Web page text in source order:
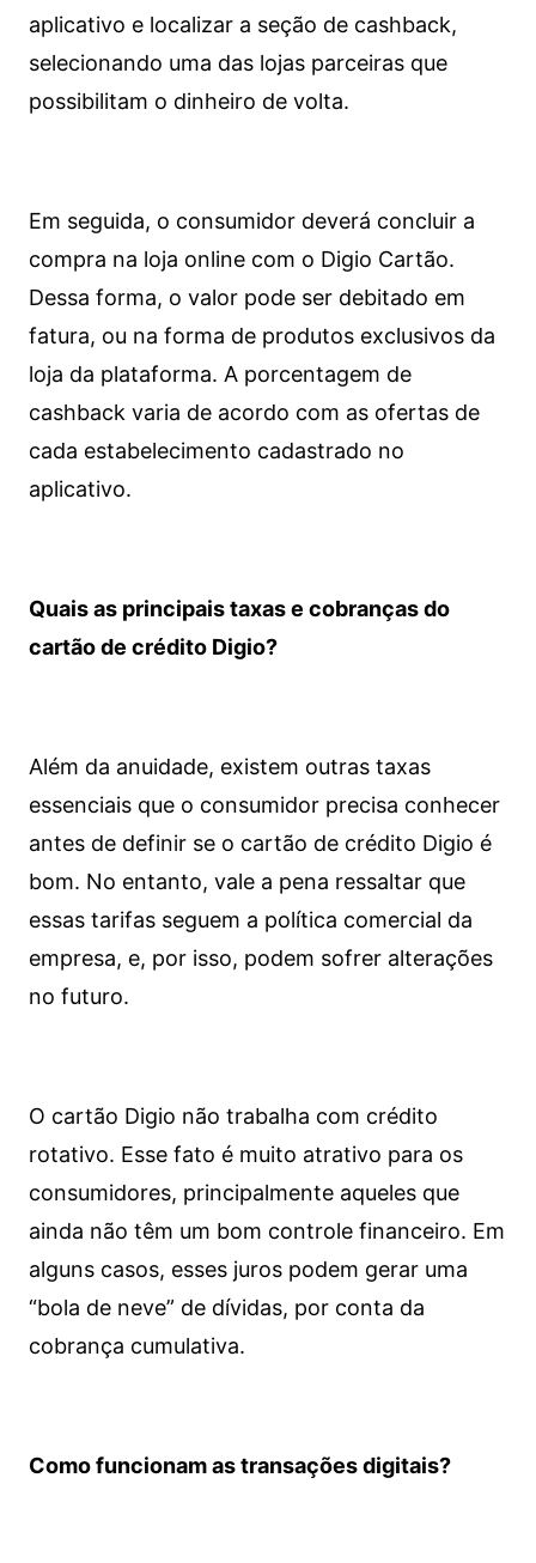
aplicativo e localizar a seção de cashback,
selecionando uma das lojas parceiras que
possibilitam o dinheiro de volta.
Em seguida, o consumidor deverá concluir a
compra na loja online com o Digio Cartão.
Dessa forma, o valor pode ser debitado em
fatura, ou na forma de produtos exclusivos da
loja da plataforma. A porcentagem de
cashback varia de acordo com as ofertas de
cada estabelecimento cadastrado no
aplicativo.
Quais as principais taxas e cobranças do
cartão de crédito Digio?
Além da anuidade, existem outras taxas
essenciais que o consumidor precisa conhecer
antes de definir se o cartão de crédito Digio é
bom. No entanto, vale a pena ressaltar que
essas tarifas seguem a política comercial da
empresa, e, por isso, podem sofrer alterações
no futuro.
O cartão Digio não trabalha com crédito
rotativo. Esse fato é muito atrativo para os
consumidores, principalmente aqueles que
ainda não têm um bom controle financeiro. Em
alguns casos, esses juros podem gerar uma
“bola de neve” de dívidas, por conta da
cobrança cumulativa.
Como funcionam as transações digitais?